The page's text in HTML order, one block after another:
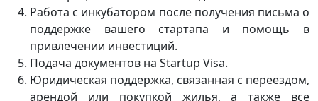
Работа с инкубатором после получения письма о
поддержке вашего стартапа и помощь в
привлечении инвестиций.
Подача документов на Startup Visa.
Юридическая поддержка, связанная с переездом,
арендой или покупкой жилья, а также все